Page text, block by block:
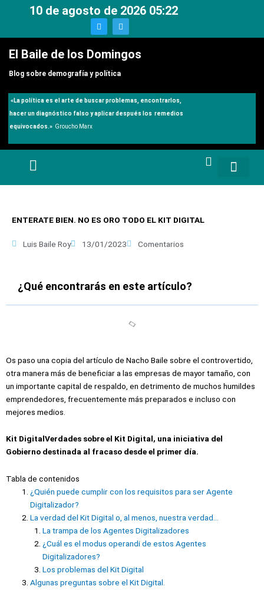
10 de agosto de 2026 05:22
T
w
i
t
r
T
e
l
g
r
a
m
El Baile de los Domingos
Blog sobre demografía y política
«La política es el arte de buscar problemas, encontrarlos,
hacer un diagnóstico falso y aplicar después los remedios
equivocados.» Groucho Marx
ENTERATE BIEN. NO ES ORO TODO EL KIT DIGITAL
Luis Baile Roy 13/01/2023 Comentarios
¿Qué encontrarás en este artículo?
Os paso una copia del artículo de Nacho Baile sobre el controvertido,
otra manera más de beneficiar a las empresas de mayor tamaño, con
un importante capital de respaldo, en detrimento de muchos humildes
emprendedores, frecuentemente más preparados e incluso con
mejores medios.
Kit DigitalVerdades sobre el Kit Digital, una iniciativa del
Gobierno destinada al fracaso desde el primer día.
Tabla de contenidos
¿Quién puede cumplir con los requisitos para ser Agente
Digitalizador?
La verdad del Kit Digital o, al menos, nuestra verdad…
La trampa de los Agentes Digitalizadores
¿Cuál es el modus operandi de estos Agentes
Digitalizadores?
Los problemas del Kit Digital
Algunas preguntas sobre el Kit Digital.